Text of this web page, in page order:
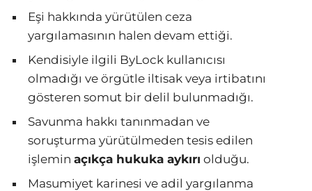
Eşi hakkında yürütülen ceza
yargılamasının halen devam ettiği.
Kendisiyle ilgili ByLock kullanıcısı
olmadığı ve örgütle iltisak veya irtibatını
gösteren somut bir delil bulunmadığı.
Savunma hakkı tanınmadan ve
soruşturma yürütülmeden tesis edilen
işlemin açıkça hukuka aykırı olduğu.
Masumiyet karinesi ve adil yargılanma